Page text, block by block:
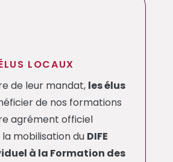
LOCAUX
de leur mandat, les élus
de nos formations
agrément officiel
mobilisation du DIFE
à la Formation des